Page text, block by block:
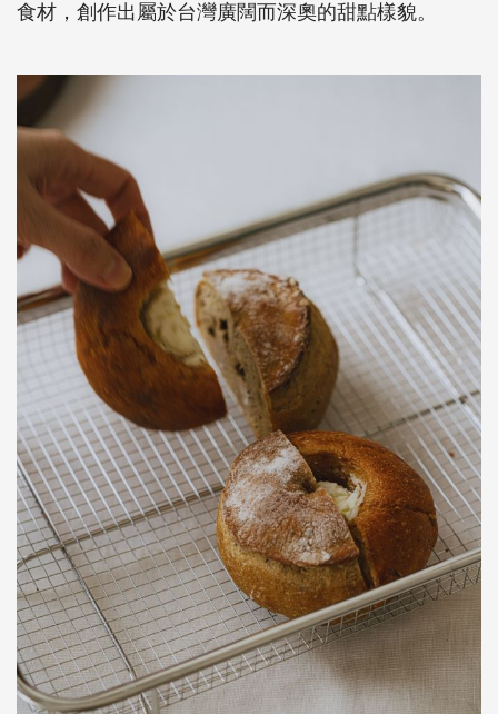
食材，創作出屬於台灣廣闊而深奧的甜點樣貌。